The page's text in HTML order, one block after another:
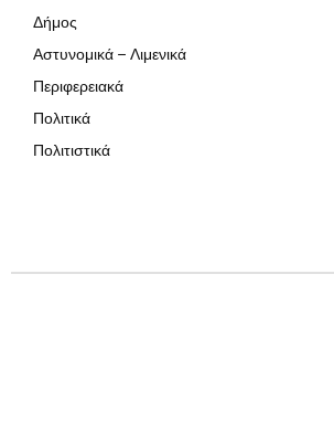
Δήμος
Αστυνομικά – Λιμενικά
Περιφερειακά
Πολιτικά
Πολιτιστικά